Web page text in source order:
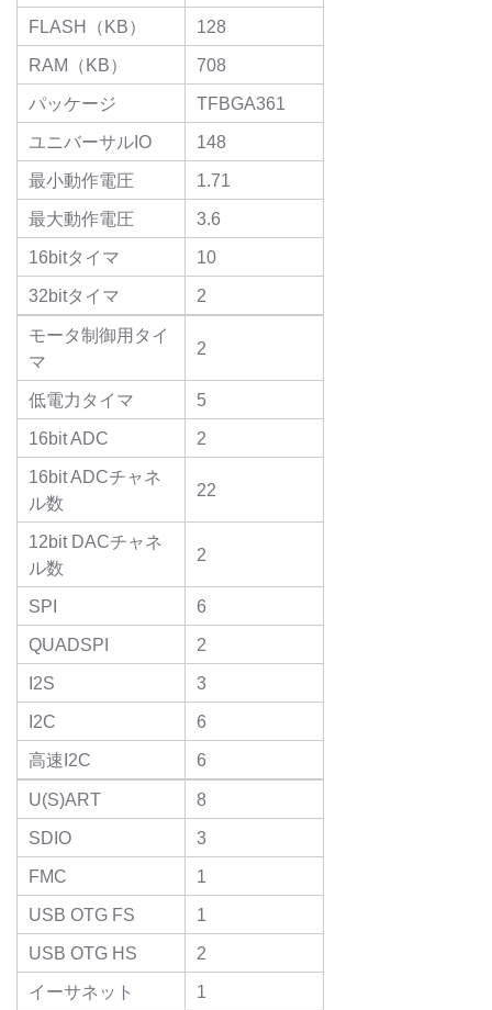
FLASH（KB）
128
RAM（KB）
708
パッケージ
TFBGA361
ユニバーサルIO
148
最小動作電圧
1.71
最大動作電圧
3.6
16bitタイマ
10
32bitタイマ
2
モータ制御用タイ
マ
2
低電力タイマ
5
16bit ADC
2
16bit ADCチャネ
ル数
22
12bit DACチャネ
ル数
2
SPI
6
QUADSPI
2
I2S
3
I2C
6
高速I2C
6
U(S)ART
8
SDIO
3
FMC
1
USB OTG FS
1
USB OTG HS
2
イーサネット
1